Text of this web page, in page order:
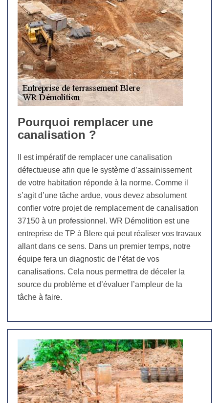
Pourquoi remplacer une
canalisation ?
Il est impératif de remplacer une canalisation
défectueuse afin que le système d’assainissement
de votre habitation réponde à la norme. Comme il
s’agit d’une tâche ardue, vous devez absolument
confier votre projet de remplacement de canalisation
37150 à un professionnel. WR Démolition est une
entreprise de TP à Blere qui peut réaliser vos travaux
allant dans ce sens. Dans un premier temps, notre
équipe fera un diagnostic de l’état de vos
canalisations. Cela nous permettra de déceler la
source du problème et d’évaluer l’ampleur de la
tâche à faire.